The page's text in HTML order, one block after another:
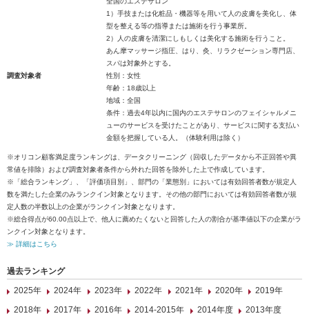
1）手技または化粧品・機器等を用いて人の皮膚を美化し、体
型を整える等の指導または施術を行う事業所。
2）人の皮膚を清潔にしもしくは美化する施術を行うこと。
あん摩マッサージ指圧、はり、灸、リラクゼーション専門店、
スパは対象外とする。
調査対象者
性別：女性
年齢：18歳以上
地域：全国
条件：過去4年以内に国内のエステサロンのフェイシャルメニ
ューのサービスを受けたことがあり、サービスに関する支払い
金額を把握している人。（体験利用は除く）
※オリコン顧客満足度ランキングは、データクリーニング（回収したデータから不正回答や異
常値を排除）および調査対象者条件から外れた回答を除外した上で作成しています。
※「総合ランキング」、「評価項目別」、部門の「業態別」においては有効回答者数が規定人
数を満たした企業のみランクイン対象となります。その他の部門においては有効回答者数が規
定人数の半数以上の企業がランクイン対象となります。
※総合得点が60.00点以上で、他人に薦めたくないと回答した人の割合が基準値以下の企業がラ
ンクイン対象となります。
≫ 詳細はこちら
過去ランキング
2025年
2024年 2023年 2022年 2021年 2020年
2019年
2018年
2017年 2016年 2014-2015年 2014年度
2013年度